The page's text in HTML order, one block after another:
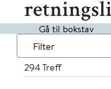
Gå til bokstav
Filter
294 Treff